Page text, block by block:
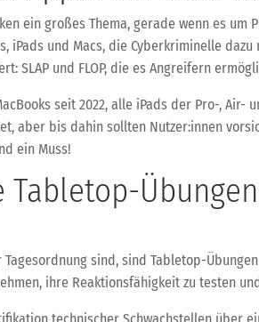
ein großes Thema, gerade wenn es
iPads und Macs, die Cyberkriminelle
SLAP und FLOP, die es Angreifern
seit 2022, alle iPads der Pro-, Air-
aber bis dahin sollten Nutzer:innen
ein Muss!
Tabletop-
sind, sind Tabletop-
ihre Reaktionsfähigkeit zu testen